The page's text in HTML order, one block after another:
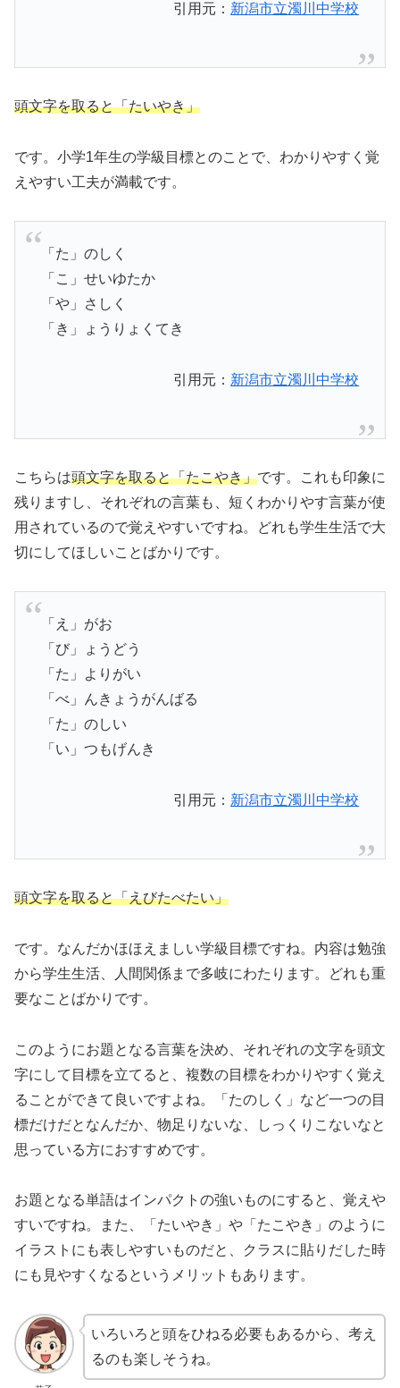
引用元： 新潟市立濁川中学校
頭文字を取ると「たいやき」
です。小学1年生の学級目標とのことで、わかりやすく覚
えやすい工夫が満載です。
「た」のしく
「こ」せいゆたか
「や」さしく
「き」ょうりょくてき
引用元： 新潟市立濁川中学校
こちらは頭文字を取ると「たこやき」です。これも印象に
残りますし、それぞれの言葉も、短くわかりやす言葉が使
用されているので覚えやすいですね。どれも学生生活で大
切にしてほしいことばかりです。
「え」がお
「び」ょうどう
「た」よりがい
「べ」んきょうがんばる
「た」のしい
「い」つもげんき
引用元： 新潟市立濁川中学校
頭文字を取ると「えびたべたい」
です。なんだかほほえましい学級目標ですね。内容は勉強
から学生生活、人間関係まで多岐にわたります。どれも重
要なことばかりです。
このようにお題となる言葉を決め、それぞれの文字を頭文
字にして目標を立てると、複数の目標をわかりやすく覚え
ることができて良いですよね。「たのしく」など一つの目
標だけだとなんだか、物足りないな、しっくりこないなと
思っている方におすすめです。
お題となる単語はインパクトの強いものにすると、覚えや
すいですね。また、「たいやき」や「たこやき」のように
イラストにも表しやすいものだと、クラスに貼りだした時
にも見やすくなるというメリットもあります。
いろいろと頭をひねる必要もあるから、考え
るのも楽しそうね。